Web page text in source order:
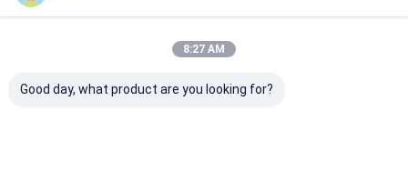
8:27 AM
Good day, what product are you looking for?